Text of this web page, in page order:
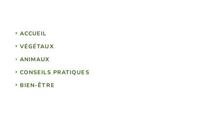
ACCUEIL
VÉGÉTAUX
ANIMAUX
CONSEILS PRATIQUES
BIEN-ÊTRE